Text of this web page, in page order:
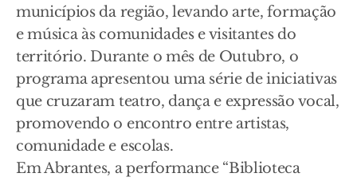
municípios da região, levando arte, formação
e música às comunidades e visitantes do
território. Durante o mês de Outubro, o
programa apresentou uma série de iniciativas
que cruzaram teatro, dança e expressão vocal,
promovendo o encontro entre artistas,
comunidade e escolas.
Em Abrantes, a performance “Biblioteca